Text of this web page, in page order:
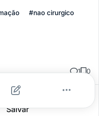
#nao cirurgico
1 0
Salvar